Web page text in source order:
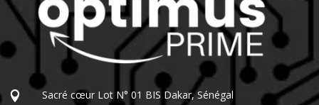
 Sacré cœur Lot N° 01 BIS Dakar, Sénégal